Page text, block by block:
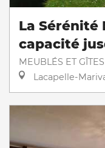
La Sérénité
capacité
MEUBLÉS ET GÎTES
Lacapelle-